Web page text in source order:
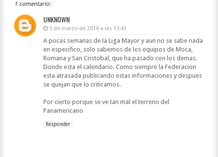
1 comentario:
UNKNOWN
5 de marzo de 2014 a las 13:43
A pocas semanas de la Liga Mayor y aun no se sabe nada
en especifico, solo sabemos de los equipos de Moca,
Romana y San Cristobal, que ha pasado con los demas.
Donde esta el calendario. Como siempre la Federacion
esta atrasada publicando estas informaciones y despues
se quejan que lo criticamos.
Por cierto porque se ve tan mal el terreno del
Panamericano
Responder